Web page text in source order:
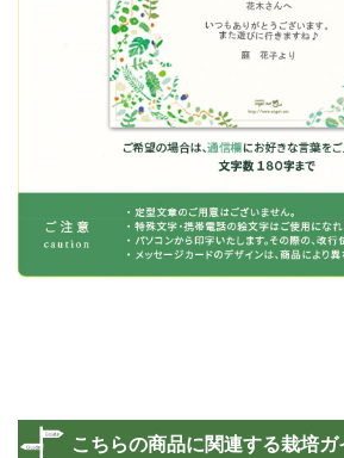
こちらの商品に関連する栽培ガ